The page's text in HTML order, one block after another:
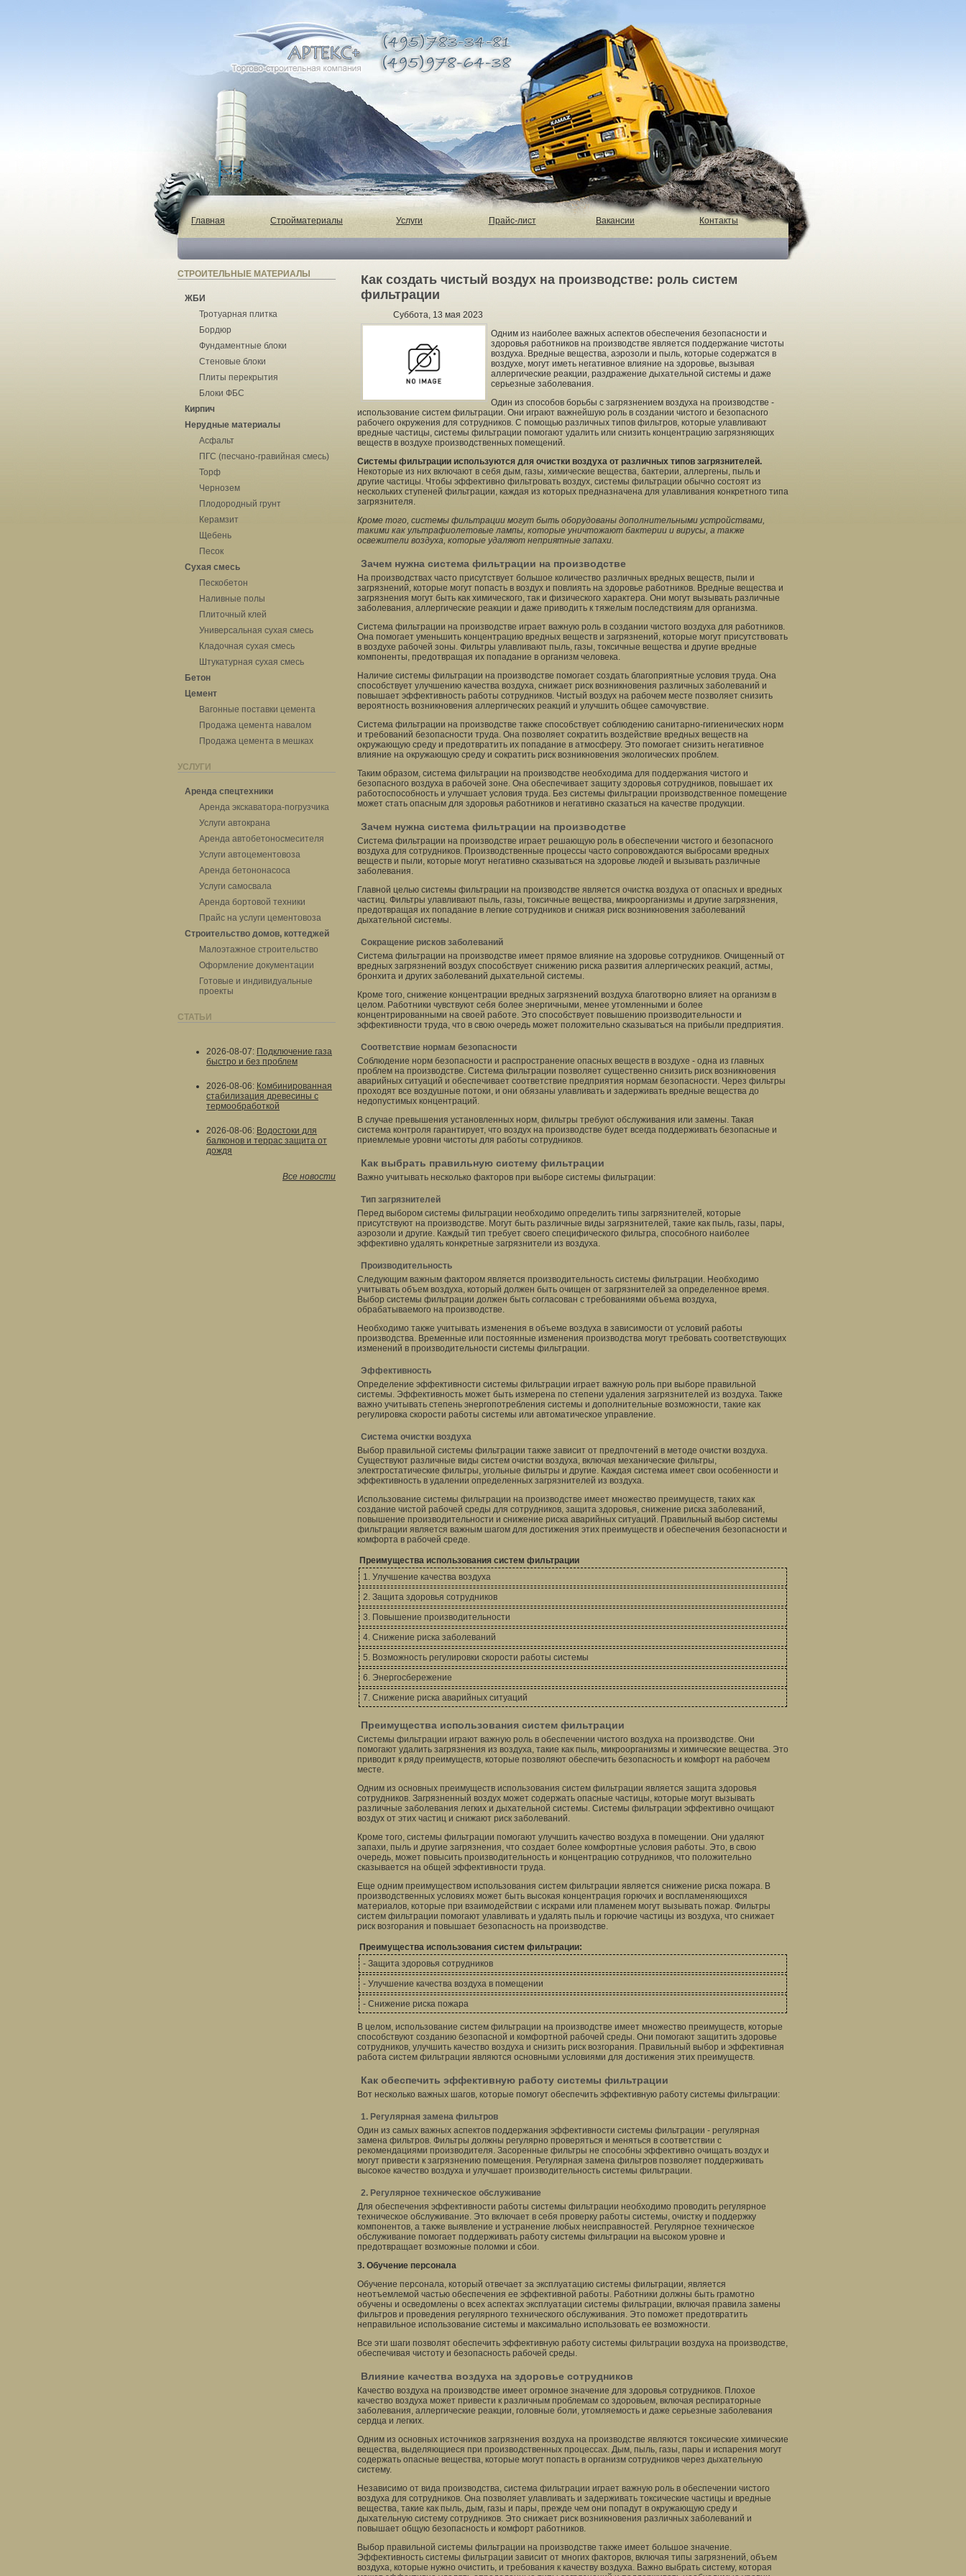
Главная Стройматериалы Услуги Прайс-лист Вакансии Контакты
СТРОИТЕЛЬНЫЕ МАТЕРИАЛЫ
ЖБИ
Тротуарная плитка
Бордюр
Фундаментные блоки
Стеновые блоки
Плиты перекрытия
Блоки ФБС
Кирпич
Нерудные материалы
Асфальт
ПГС (песчано-гравийная смесь)
Торф
Чернозем
Плодородный грунт
Керамзит
Щебень
Песок
Сухая смесь
Пескобетон
Наливные полы
Плиточный клей
Универсальная сухая смесь
Кладочная сухая смесь
Штукатурная сухая смесь
Бетон
Цемент
Вагонные поставки цемента
Продажа цемента навалом
Продажа цемента в мешках
УСЛУГИ
Аренда спецтехники
Аренда экскаватора-погрузчика
Услуги автокрана
Аренда автобетоносмесителя
Услуги автоцементовоза
Аренда бетононасоса
Услуги самосвала
Аренда бортовой техники
Прайс на услуги цементовоза
Строительство домов, коттеджей
Малоэтажное строительство
Оформление документации
Готовые и индивидуальные
проекты
СТАТЬИ
2026-08-07: Подключение газа
быстро и без проблем
2026-08-06: Комбинированная
стабилизация древесины с
термообработкой
2026-08-06: Водостоки для
балконов и террас защита от
дождя
Все новости
Как создать чистый воздух на производстве: роль систем
фильтрации
Суббота, 13 мая 2023
Одним из наиболее важных аспектов обеспечения безопасности и
здоровья работников на производстве является поддержание чистоты
воздуха. Вредные вещества, аэрозоли и пыль, которые содержатся в
воздухе, могут иметь негативное влияние на здоровье, вызывая
аллергические реакции, раздражение дыхательной системы и даже
серьезные заболевания.
Один из способов борьбы с загрязнением воздуха на производстве -
использование систем фильтрации. Они играют важнейшую роль в создании чистого и безопасного
рабочего окружения для сотрудников. С помощью различных типов фильтров, которые улавливают
вредные частицы, системы фильтрации помогают удалить или снизить концентрацию загрязняющих
веществ в воздухе производственных помещений.
Системы фильтрации используются для очистки воздуха от различных типов загрязнителей.
Некоторые из них включают в себя дым, газы, химические вещества, бактерии, аллергены, пыль и
другие частицы. Чтобы эффективно фильтровать воздух, системы фильтрации обычно состоят из
нескольких ступеней фильтрации, каждая из которых предназначена для улавливания конкретного типа
загрязнителя.
Кроме того, системы фильтрации могут быть оборудованы дополнительными устройствами,
такими как ультрафиолетовые лампы, которые уничтожают бактерии и вирусы, а также
освежители воздуха, которые удаляют неприятные запахи.
Зачем нужна система фильтрации на производстве
На производствах часто присутствует большое количество различных вредных веществ, пыли и
загрязнений, которые могут попасть в воздух и повлиять на здоровье работников. Вредные вещества и
загрязнения могут быть как химического, так и физического характера. Они могут вызывать различные
заболевания, аллергические реакции и даже приводить к тяжелым последствиям для организма.
Система фильтрации на производстве играет важную роль в создании чистого воздуха для работников.
Она помогает уменьшить концентрацию вредных веществ и загрязнений, которые могут присутствовать
в воздухе рабочей зоны. Фильтры улавливают пыль, газы, токсичные вещества и другие вредные
компоненты, предотвращая их попадание в организм человека.
Наличие системы фильтрации на производстве помогает создать благоприятные условия труда. Она
способствует улучшению качества воздуха, снижает риск возникновения различных заболеваний и
повышает эффективность работы сотрудников. Чистый воздух на рабочем месте позволяет снизить
вероятность возникновения аллергических реакций и улучшить общее самочувствие.
Система фильтрации на производстве также способствует соблюдению санитарно-гигиенических норм
и требований безопасности труда. Она позволяет сократить воздействие вредных веществ на
окружающую среду и предотвратить их попадание в атмосферу. Это помогает снизить негативное
влияние на окружающую среду и сократить риск возникновения экологических проблем.
Таким образом, система фильтрации на производстве необходима для поддержания чистого и
безопасного воздуха в рабочей зоне. Она обеспечивает защиту здоровья сотрудников, повышает их
работоспособность и улучшает условия труда. Без системы фильтрации производственное помещение
может стать опасным для здоровья работников и негативно сказаться на качестве продукции.
Зачем нужна система фильтрации на производстве
Система фильтрации на производстве играет решающую роль в обеспечении чистого и безопасного
воздуха для сотрудников. Производственные процессы часто сопровождаются выбросами вредных
веществ и пыли, которые могут негативно сказываться на здоровье людей и вызывать различные
заболевания.
Главной целью системы фильтрации на производстве является очистка воздуха от опасных и вредных
частиц. Фильтры улавливают пыль, газы, токсичные вещества, микроорганизмы и другие загрязнения,
предотвращая их попадание в легкие сотрудников и снижая риск возникновения заболеваний
дыхательной системы.
Сокращение рисков заболеваний
Система фильтрации на производстве имеет прямое влияние на здоровье сотрудников. Очищенный от
вредных загрязнений воздух способствует снижению риска развития аллергических реакций, астмы,
бронхита и других заболеваний дыхательной системы.
Кроме того, снижение концентрации вредных загрязнений воздуха благотворно влияет на организм в
целом. Работники чувствуют себя более энергичными, менее утомленными и более
концентрированными на своей работе. Это способствует повышению производительности и
эффективности труда, что в свою очередь может положительно сказываться на прибыли предприятия.
Соответствие нормам безопасности
Соблюдение норм безопасности и распространение опасных веществ в воздухе - одна из главных
проблем на производстве. Система фильтрации позволяет существенно снизить риск возникновения
аварийных ситуаций и обеспечивает соответствие предприятия нормам безопасности. Через фильтры
проходят все воздушные потоки, и они обязаны улавливать и задерживать вредные вещества до
недопустимых концентраций.
В случае превышения установленных норм, фильтры требуют обслуживания или замены. Такая
система контроля гарантирует, что воздух на производстве будет всегда поддерживать безопасные и
приемлемые уровни чистоты для работы сотрудников.
Как выбрать правильную систему фильтрации
Важно учитывать несколько факторов при выборе системы фильтрации:
Тип загрязнителей
Перед выбором системы фильтрации необходимо определить типы загрязнителей, которые
присутствуют на производстве. Могут быть различные виды загрязнителей, такие как пыль, газы, пары,
аэрозоли и другие. Каждый тип требует своего специфического фильтра, способного наиболее
эффективно удалять конкретные загрязнители из воздуха.
Производительность
Следующим важным фактором является производительность системы фильтрации. Необходимо
учитывать объем воздуха, который должен быть очищен от загрязнителей за определенное время.
Выбор системы фильтрации должен быть согласован с требованиями объема воздуха,
обрабатываемого на производстве.
Необходимо также учитывать изменения в объеме воздуха в зависимости от условий работы
производства. Временные или постоянные изменения производства могут требовать соответствующих
изменений в производительности системы фильтрации.
Эффективность
Определение эффективности системы фильтрации играет важную роль при выборе правильной
системы. Эффективность может быть измерена по степени удаления загрязнителей из воздуха. Также
важно учитывать степень энергопотребления системы и дополнительные возможности, такие как
регулировка скорости работы системы или автоматическое управление.
Система очистки воздуха
Выбор правильной системы фильтрации также зависит от предпочтений в методе очистки воздуха.
Существуют различные виды систем очистки воздуха, включая механические фильтры,
электростатические фильтры, угольные фильтры и другие. Каждая система имеет свои особенности и
эффективность в удалении определенных загрязнителей из воздуха.
Использование системы фильтрации на производстве имеет множество преимуществ, таких как
создание чистой рабочей среды для сотрудников, защита здоровья, снижение риска заболеваний,
повышение производительности и снижение риска аварийных ситуаций. Правильный выбор системы
фильтрации является важным шагом для достижения этих преимуществ и обеспечения безопасности и
комфорта в рабочей среде.
Преимущества использования систем фильтрации
1. Улучшение качества воздуха
2. Защита здоровья сотрудников
3. Повышение производительности
4. Снижение риска заболеваний
5. Возможность регулировки скорости работы системы
6. Энергосбережение
7. Снижение риска аварийных ситуаций
Преимущества использования систем фильтрации
Системы фильтрации играют важную роль в обеспечении чистого воздуха на производстве. Они
помогают удалить загрязнения из воздуха, такие как пыль, микроорганизмы и химические вещества. Это
приводит к ряду преимуществ, которые позволяют обеспечить безопасность и комфорт на рабочем
месте.
Одним из основных преимуществ использования систем фильтрации является защита здоровья
сотрудников. Загрязненный воздух может содержать опасные частицы, которые могут вызывать
различные заболевания легких и дыхательной системы. Системы фильтрации эффективно очищают
воздух от этих частиц и снижают риск заболеваний.
Кроме того, системы фильтрации помогают улучшить качество воздуха в помещении. Они удаляют
запахи, пыль и другие загрязнения, что создает более комфортные условия работы. Это, в свою
очередь, может повысить производительность и концентрацию сотрудников, что положительно
сказывается на общей эффективности труда.
Еще одним преимуществом использования систем фильтрации является снижение риска пожара. В
производственных условиях может быть высокая концентрация горючих и воспламеняющихся
материалов, которые при взаимодействии с искрами или пламенем могут вызывать пожар. Фильтры
систем фильтрации помогают улавливать и удалять пыль и горючие частицы из воздуха, что снижает
риск возгорания и повышает безопасность на производстве.
Преимущества использования систем фильтрации:
- Защита здоровья сотрудников
- Улучшение качества воздуха в помещении
- Снижение риска пожара
В целом, использование систем фильтрации на производстве имеет множество преимуществ, которые
способствуют созданию безопасной и комфортной рабочей среды. Они помогают защитить здоровье
сотрудников, улучшить качество воздуха и снизить риск возгорания. Правильный выбор и эффективная
работа систем фильтрации являются основными условиями для достижения этих преимуществ.
Как обеспечить эффективную работу системы фильтрации
Вот несколько важных шагов, которые помогут обеспечить эффективную работу системы фильтрации:
1. Регулярная замена фильтров
Один из самых важных аспектов поддержания эффективности системы фильтрации - регулярная
замена фильтров. Фильтры должны регулярно проверяться и меняться в соответствии с
рекомендациями производителя. Засоренные фильтры не способны эффективно очищать воздух и
могут привести к загрязнению помещения. Регулярная замена фильтров позволяет поддерживать
высокое качество воздуха и улучшает производительность системы фильтрации.
2. Регулярное техническое обслуживание
Для обеспечения эффективности работы системы фильтрации необходимо проводить регулярное
техническое обслуживание. Это включает в себя проверку работы системы, очистку и поддержку
компонентов, а также выявление и устранение любых неисправностей. Регулярное техническое
обслуживание помогает поддерживать работу системы фильтрации на высоком уровне и
предотвращает возможные поломки и сбои.
3. Обучение персонала
Обучение персонала, который отвечает за эксплуатацию системы фильтрации, является
неотъемлемой частью обеспечения ее эффективной работы. Работники должны быть грамотно
обучены и осведомлены о всех аспектах эксплуатации системы фильтрации, включая правила замены
фильтров и проведения регулярного технического обслуживания. Это поможет предотвратить
неправильное использование системы и максимально использовать ее возможности.
Все эти шаги позволят обеспечить эффективную работу системы фильтрации воздуха на производстве,
обеспечивая чистоту и безопасность рабочей среды.
Влияние качества воздуха на здоровье сотрудников
Качество воздуха на производстве имеет огромное значение для здоровья сотрудников. Плохое
качество воздуха может привести к различным проблемам со здоровьем, включая респираторные
заболевания, аллергические реакции, головные боли, утомляемость и даже серьезные заболевания
сердца и легких.
Одним из основных источников загрязнения воздуха на производстве являются токсические химические
вещества, выделяющиеся при производственных процессах. Дым, пыль, газы, пары и испарения могут
содержать опасные вещества, которые могут попасть в организм сотрудников через дыхательную
систему.
Независимо от вида производства, система фильтрации играет важную роль в обеспечении чистого
воздуха для сотрудников. Она позволяет улавливать и задерживать токсические частицы и вредные
вещества, такие как пыль, дым, газы и пары, прежде чем они попадут в окружающую среду и
дыхательную систему сотрудников. Это снижает риск возникновения различных заболеваний и
повышает общую безопасность и комфорт работников.
Выбор правильной системы фильтрации на производстве также имеет большое значение.
Эффективность системы фильтрации зависит от многих факторов, включая типы загрязнений, объем
воздуха, которые нужно очистить, и требования к качеству воздуха. Важно выбрать систему, которая